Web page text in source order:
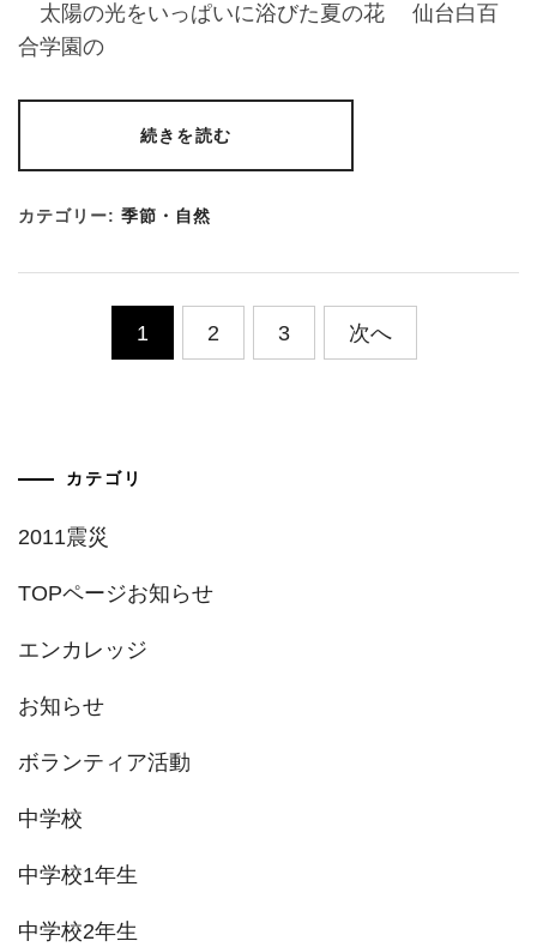
太陽の光をいっぱいに浴びた夏の花 仙台白百
合学園の
続きを読む
カテゴリー: 季節・自然
ペ
ー
送
り
1 2 3 次へ
カテゴリ
2011震災
TOPページお知らせ
エンカレッジ
お知らせ
ボランティア活動
中学校
中学校1年生
中学校2年生